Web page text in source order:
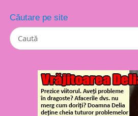
Căutare pe site